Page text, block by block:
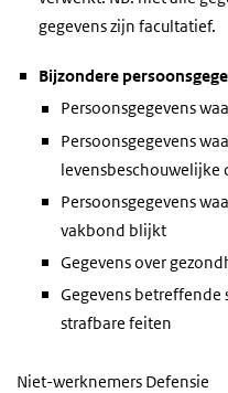
gegevens zijn facultatief.
Bijzondere
Persoonsgegevens
Persoonsgegevens
Persoonsgegevens
vakbond blijkt
Gegevens over
Gegevens
strafbare feiten
Niet-werknemers Defensie